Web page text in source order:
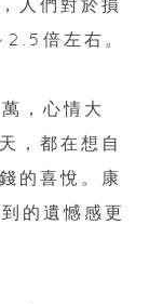
人們對於損
2.5倍左右。
，心情大
，都在想自
的喜悅。康
的遺憾感更